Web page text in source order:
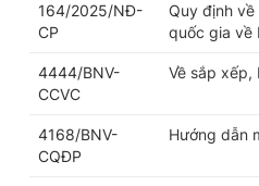
164/2025/NĐ-
CP
Quy định
quốc gia về
4444/BNV-
CCVC
Về sắp
4168/BNV-
CQĐP
Hướng dẫn